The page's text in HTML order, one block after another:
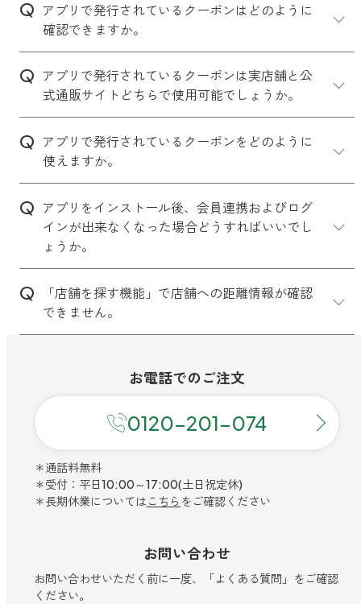
①公式通販サイト
（aromicstyle.com）での会員登録
過去にありますか？
録をお願いいたします。手順は こちら
をご確認ください。
以前 ですか？
該当する場合は、パスワードの再設定
ならびにログインが必要となります。
会員情報の確認・編集】より可能で
す。
行・設定を行ったのは2022年3月31日
以降ですか？
を参考にお手続きください。
(1)設定アプリを開き、【通知】を選択
します。
(2)アロミックスタイル公式アプリを選
択します。
(3)【通知を許可】をONまたはOFFに
Androidをお使いの場合
知】を選択します。
(2)【通知管理】を開きます。
(3)アロミックスタイル公式アプリを選
択します。
(4)【通知を許可】をONまたはOFFに
アプリで発行されているクーポンはどのように
確認できますか。
アプリで発行されているクーポンは実店舗と公
式通販サイトどちらで使用可能でしょうか。
アプリで発行されているクーポンをどのように
使えますか。
アプリをインストール後、会員連携およびログ
インが出来なくなった場合どうすればいいでし
ょうか。
「店舗を探す機能」で店舗への距離情報が確認
できません。
(1)設定アプリを開き、アロミックスタ
イル公式アプリを選択します。
(3)【常に】または【このAppの使用中
のみ許可】を選択すると完了です。
お電話でのご注文
0120-201-074
＊通話料無料
＊受付：平日10:00～17:00(土日祝定休)
＊長期休業については こちら をご確認ください
お問い合わせ
お問い合わせいただく前に一度、「よくある質問」をご確認
ください。